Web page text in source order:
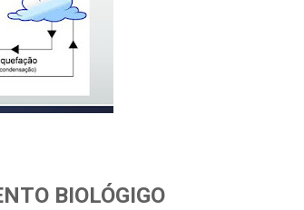
BIOLÓGIGO